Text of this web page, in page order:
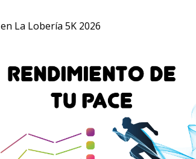
en La Lobería 5K 2026